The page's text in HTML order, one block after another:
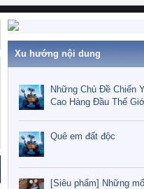
Xu hướng nội dung
Những Chủ Đề Chiến
Cao Hàng Đầu Thế
Quê em đất độc
[Siêu phẩm] Những